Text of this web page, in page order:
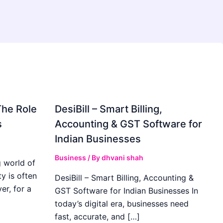
Role
world of
is often
for a
DesiBill – Smart Billing,
Accounting & GST Software for
Indian Businesses
Business / Bydhvani shah
DesiBill – Smart Billing, Accounting &
GST Software for Indian Businesses In
today’s digital era, businesses need
fast, accurate, and […]